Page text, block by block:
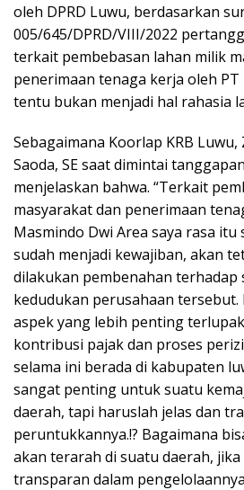
oleh DPRD Luwu, berdasarkan
005/645/DPRD/VIII/2022
terkait pembebasan lahan milik
penerimaan tenaga kerja oleh
tentu bukan menjadi hal rahasia
Sebagaimana Koorlap KRB
Saoda, SE saat dimintai
menjelaskan bahwa. “Terkait
masyarakat dan penerimaan
Masmindo Dwi Area saya rasa itu
sudah menjadi kewajiban, akan
dilakukan pembenahan terhadap
kedudukan perusahaan tersebut.
aspek yang lebih penting
kontribusi pajak dan proses
selama ini berada di kabupaten
sangat penting untuk suatu
daerah, tapi haruslah jelas dan
peruntukkannya.!? Bagaimana
akan terarah di suatu daerah,
transparan dalam